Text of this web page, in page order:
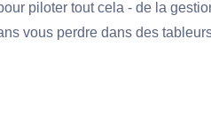
piloter tout cela - de la
vous perdre dans des